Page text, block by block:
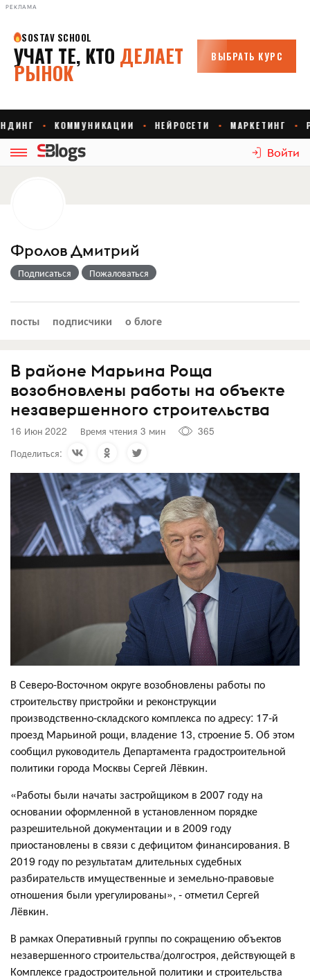
РЕКЛАМА
Войти
Фролов Дмитрий
Подписаться Пожаловаться
посты подписчики о блоге
В районе Марьина Роща
возобновлены работы на объекте
незавершенного строительства
16 Июн 2022 Время чтения 3 мин
365
Поделиться:
В Северо-Восточном округе возобновлены работы по
строительству пристройки и реконструкции
производственно-складского комплекса по адресу: 17-й
проезд Марьиной рощи, владение 13, строение 5. Об этом
сообщил руководитель Департамента градостроительной
политики города Москвы Сергей Лёвкин.
«Работы были начаты застройщиком в 2007 году на
основании оформленной в установленном порядке
разрешительной документации и в 2009 году
приостановлены в связи с дефицитом финансирования. В
2019 году по результатам длительных судебных
разбирательств имущественные и земельно-правовые
отношения были урегулированы», - отметил Сергей
Лёвкин.
В рамках Оперативный группы по сокращению объектов
незавершенного строительства/долгостроя, действующей в
Комплексе градостроительной политики и строительства